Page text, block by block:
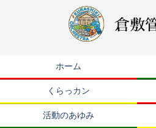
ホーム
くらっカン
活動のあゆみ